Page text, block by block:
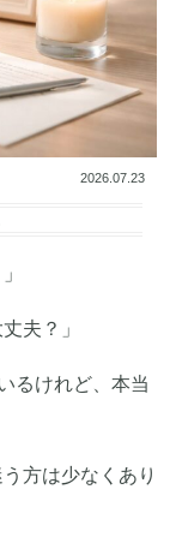
2026.07.23
夫？」
るけれど、本当
方は少なくあり